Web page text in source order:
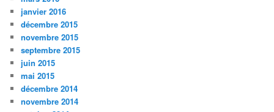
janvier 2016
décembre 2015
novembre 2015
septembre 2015
juin 2015
mai 2015
décembre 2014
novembre 2014